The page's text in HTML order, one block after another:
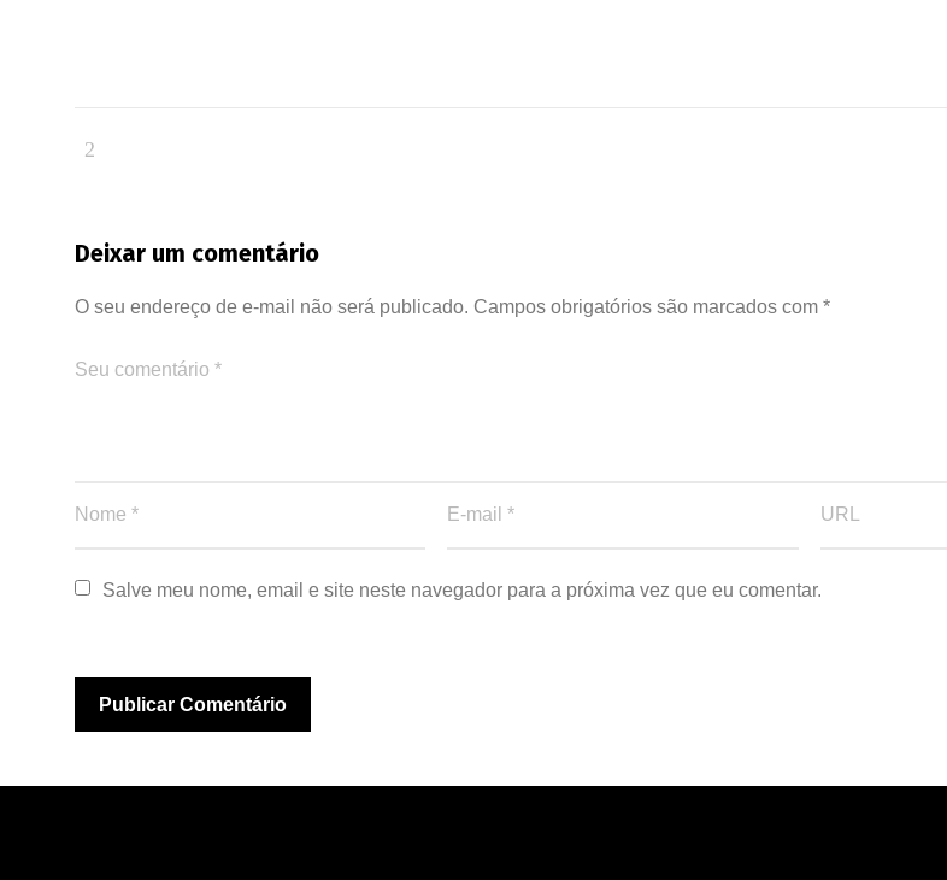
Deixar um comentário
O seu endereço de e-mail não será publicado. Campos obrigatórios são marcados com *
Salve meu nome, email e site neste navegador para a próxima vez que eu comentar.